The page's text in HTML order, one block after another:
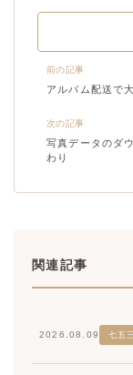
前の記事
アルバム配送で
次の記事
写真データのダ
わり
関連記事
2026.08.09 七五三